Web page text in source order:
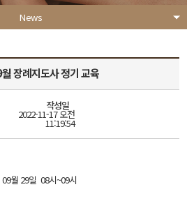
News
장례지도사 정기 교육
작성일
2022-11-17 오전
11:19:54
월 29일 08시~09시